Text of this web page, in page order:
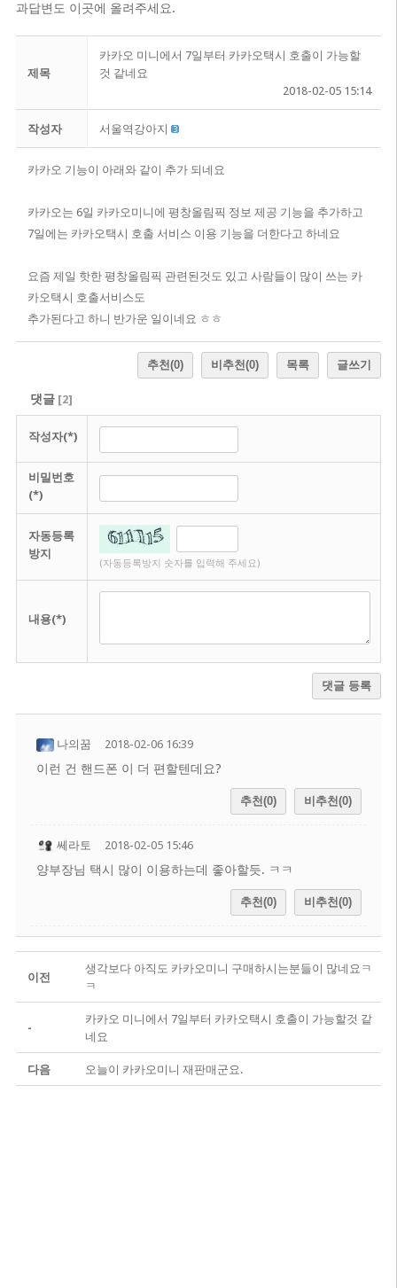
과답변도 이곳에 올려주세요.
제목
카카오 미니에서 7일부터 카카오택시 호출이 가능할
것 같네요
2018-02-05 15:14
작성자 서울역강아지
​카카오 기능이 아래와 같이 추가 되네요
카카오는 6일 카카오미니에 평창올림픽 정보 제공 기능을 추가하고
7일에는 카카오택시 호출 서비스 이용 기능을 더한다고 하네요
요즘 제일 핫한 평창올림픽 관련된것도 있고 사람들이 많이 쓰는 카
카오택시 호출서비스도
추가된다고 하니 반가운 일이네요 ㅎㅎ
추천(0) 비추천(0) 목록 글쓰기
댓글[2]
작성자(*)
비밀번호
(*)
자동등록
방지
(자동등록방지 숫자를 입력해 주세요)
내용(*)
댓글 등록
나의꿈 2018-02-06 16:39
이런 건 핸드폰 이 더 편할텐데요?
추천(0) 비추천(0)
쎄라토 2018-02-05 15:46
양부장님 택시 많이 이용하는데 좋아할듯. ㅋㅋ
추천(0) 비추천(0)
이전
생각보다 아직도 카카오미니 구매하시는분들이 많네요ㅋ
ㅋ
-
카카오 미니에서 7일부터 카카오택시 호출이 가능할것 같
네요
다음 오늘이 카카오미니 재판매군요.